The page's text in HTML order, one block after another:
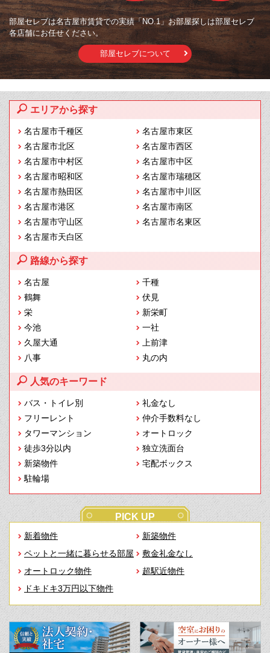
部屋セレブは名古屋市賃貸での実績「NO.1」お部屋探しは部屋セレブ
各店舗にお任せください。
部屋セレブについて
エリアから探す
名古屋市千種区
名古屋市東区
名古屋市北区
名古屋市西区
名古屋市中村区
名古屋市中区
名古屋市昭和区
名古屋市瑞穂区
名古屋市熱田区
名古屋市中川区
名古屋市港区
名古屋市南区
名古屋市守山区
名古屋市名東区
名古屋市天白区
路線から探す
名古屋
千種
鶴舞
伏見
栄
新栄町
今池
一社
久屋大通
上前津
八事
丸の内
人気のキーワード
バス・トイレ別
礼金なし
フリーレント
仲介手数料なし
タワーマンション
オートロック
徒歩3分以内
独立洗面台
新築物件
宅配ボックス
駐輪場
PICK UP
新着物件
新築物件
ペットと一緒に暮らせる部屋
敷金礼金なし
オートロック物件
超駅近物件
ドキドキ3万円以下物件